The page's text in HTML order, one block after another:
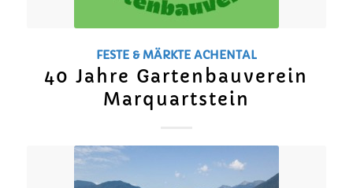
FESTE & MÄRKTE ACHENTAL
40 Jahre Gartenbauverein
Marquartstein